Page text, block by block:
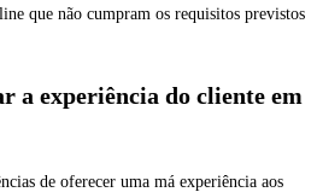
que não cumpram os requisitos previstos
a experiência do cliente em
de oferecer uma má experiência aos